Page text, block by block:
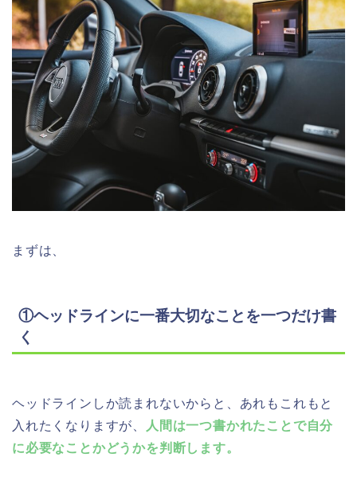
まずは、
①ヘッドラインに一番大切なことを一つだけ書
く
ヘッドラインしか読まれないからと、あれもこれもと
入れたくなりますが、
人間は一つ書かれたことで自分
に必要なことかどうかを判断します。